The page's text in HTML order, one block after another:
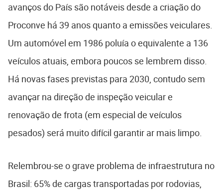
avanços do País são notáveis desde a criação do
Proconve há 39 anos quanto a emissões veiculares.
Um automóvel em 1986 poluía o equivalente a 136
veículos atuais, embora poucos se lembrem disso.
Há novas fases previstas para 2030, contudo sem
avançar na direção de inspeção veicular e
renovação de frota (em especial de veículos
pesados) será muito difícil garantir ar mais limpo.
Relembrou-se o grave problema de infraestrutura no
Brasil: 65% de cargas transportadas por rodovias,